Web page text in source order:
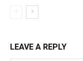
LEAVE A REPLY